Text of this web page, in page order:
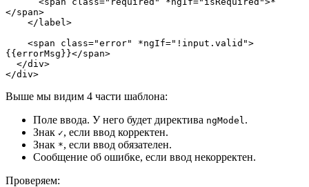
</span>
{{errorMsg}}</span>
</div>
Выше мы видим 4 части шаблона:
Поле ввода. У него будет директива ngModel .
Знак ✓, если ввод корректен.
Знак *, если ввод обязателен.
Сообщение об ошибке, если ввод некорректен.
Проверяем: